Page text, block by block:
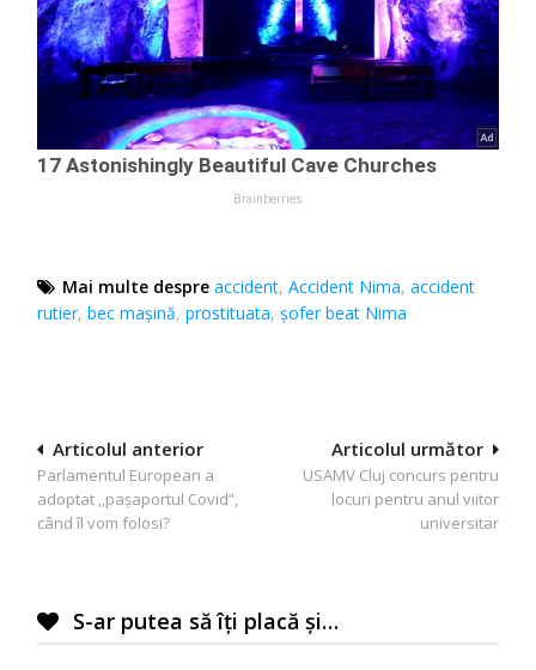
Mai multe despre accident,Accident Nima,accident
rutier,bec mașină,prostituata,șofer beat Nima
Navigare
în
articole
Articolul următor
USAMV Cluj concurs pentru
locuri pentru anul viitor
universitar
Articolul anterior
Parlamentul European a
adoptat ,,pașaportul Covid”,
când îl vom folosi?
S-ar putea să îți placă și…